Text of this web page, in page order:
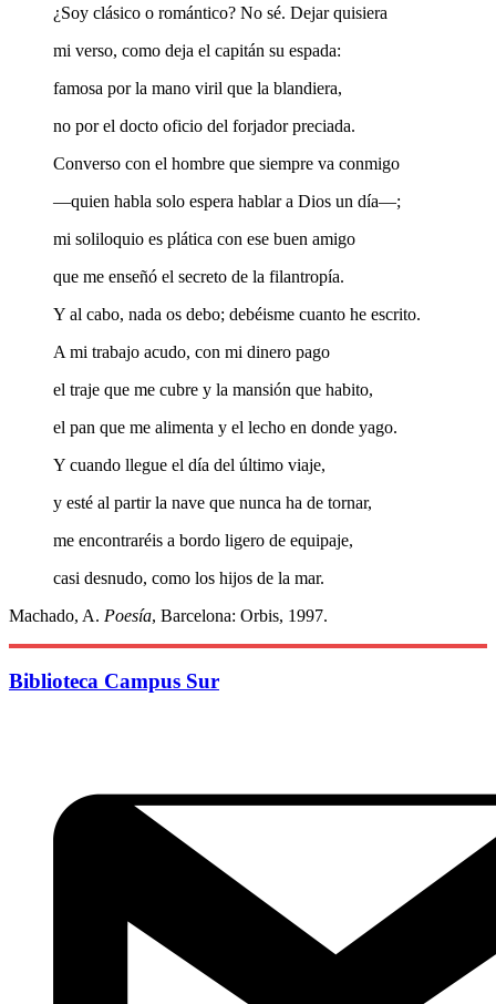
¿Soy clásico o romántico? No sé. Dejar quisiera
mi verso, como deja el capitán su espada:
famosa por la mano viril que la blandiera,
no por el docto oficio del forjador preciada.
Converso con el hombre que siempre va conmigo
—quien habla solo espera hablar a Dios un día—;
mi soliloquio es plática con ese buen amigo
que me enseñó el secreto de la filantropía.
Y al cabo, nada os debo; debéisme cuanto he escrito.
A mi trabajo acudo, con mi dinero pago
el traje que me cubre y la mansión que habito,
el pan que me alimenta y el lecho en donde yago.
Y cuando llegue el día del último viaje,
y esté al partir la nave que nunca ha de tornar,
me encontraréis a bordo ligero de equipaje,
casi desnudo, como los hijos de la mar.
Machado, A. Poesía, Barcelona: Orbis, 1997.
Biblioteca Campus Sur